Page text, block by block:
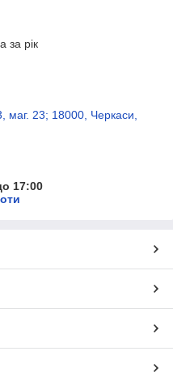
за рік
маг. 23; 18000, Черкаси,
17:00